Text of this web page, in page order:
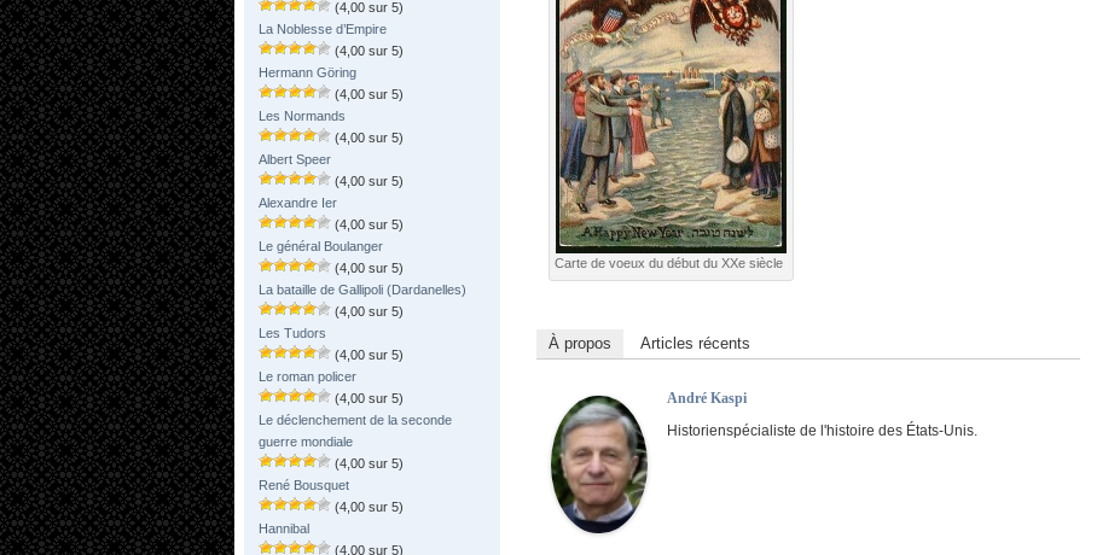
(4,00 sur 5)
La Noblesse d’Empire
(4,00 sur 5)
Hermann Göring
(4,00 sur 5)
Les Normands
(4,00 sur 5)
Albert Speer
(4,00 sur 5)
Alexandre Ier
(4,00 sur 5)
Le général Boulanger
(4,00 sur 5)
La bataille de Gallipoli (Dardanelles)
(4,00 sur 5)
Les Tudors
(4,00 sur 5)
Le roman policer
(4,00 sur 5)
Le déclenchement de la seconde
guerre mondiale
(4,00 sur 5)
René Bousquet
(4,00 sur 5)
Hannibal
(4,00 sur 5)
Carte de voeux du début du XXe siècle
À propos Articles récents
André Kaspi
Historienspécialiste de l'histoire des États-Unis.